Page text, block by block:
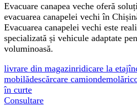
Evacuare canapea veche oferă
evacuarea canapelei vechi în
Evacuarea canapelei vechi este
specializată și vehicule adaptate
voluminoasă.
livrare din magazinridicare la etaj
mobilădescărcare camiondemolări
în curte
Consultare